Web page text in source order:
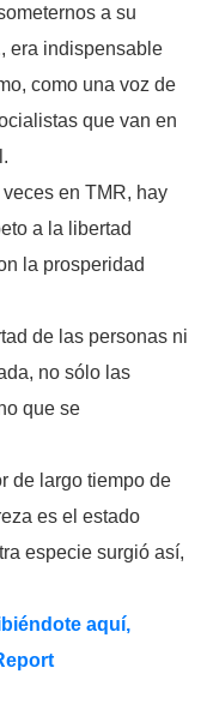
a su
era indispensable
como una voz de
que van en
en TMR, hay
a la libertad
la prosperidad
de las personas ni
no sólo las
que se
de largo tiempo de
es el estado
especie surgió así,
aquí,